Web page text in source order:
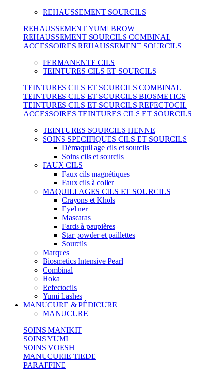
REHAUSSEMENT SOURCILS
REHAUSSEMENT YUMI BROW
REHAUSSEMENT SOURCILS COMBINAL
ACCESSOIRES REHAUSSEMENT SOURCILS
PERMANENTE CILS
TEINTURES CILS ET SOURCILS
TEINTURES CILS ET SOURCILS COMBINAL
TEINTURES CILS ET SOURCILS BIOSMETICS
TEINTURES CILS ET SOURCILS REFECTOCIL
ACCESSOIRES TEINTURES CILS ET SOURCILS
TEINTURES SOURCILS HENNE
SOINS SPECIFIQUES CILS ET SOURCILS
Démaquillage cils et sourcils
Soins cils et sourcils
FAUX CILS
Faux cils magnétiques
Faux cils à coller
MAQUILLAGES CILS ET SOURCILS
Crayons et Khols
Eyeliner
Mascaras
Fards à paupières
Star powder et paillettes
Sourcils
Marques
Biosmetics Intensive Pearl
Combinal
Hoka
Refectocils
Yumi Lashes
MANUCURE & PÉDICURE
MANUCURE
SOINS MANIKIT
SOINS YUMI
SOINS VOESH
MANUCURIE TIEDE
PARAFFINE